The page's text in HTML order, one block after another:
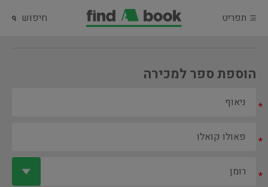
תפריט חיפוש
הוספת ספר למכירה
*
*
*